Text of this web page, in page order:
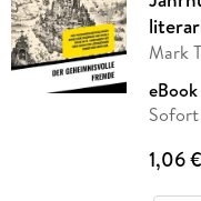
Mark
1,06 €